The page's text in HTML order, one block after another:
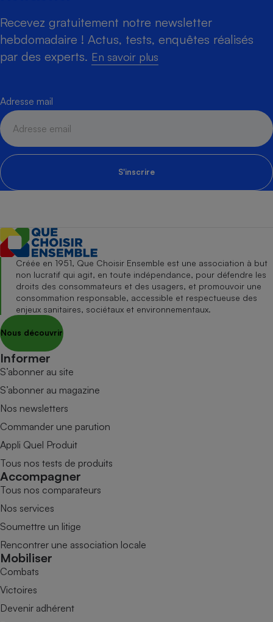
Recevez gratuitement notre newsletter
hebdomadaire ! Actus, tests, enquêtes réalisés
par des experts. En savoir plus
Adresse mail
S'inscrire
Créée en 1951, Que Choisir Ensemble est une association à but
non lucratif qui agit, en toute indépendance, pour défendre les
droits des consommateurs et des usagers, et promouvoir une
consommation responsable, accessible et respectueuse des
enjeux sanitaires, sociétaux et environnementaux.
Nous découvrir
Informer
S’abonner au site
S’abonner au magazine
Nos newsletters
Commander une parution
Appli Quel Produit
Tous nos tests de produits
Accompagner
Tous nos comparateurs
Nos services
Soumettre un litige
Rencontrer une association locale
Mobiliser
Combats
Victoires
Devenir adhérent